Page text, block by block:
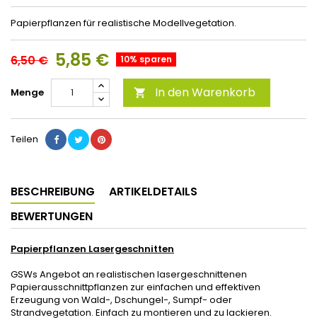
Papierpflanzen für realistische Modellvegetation.
6,50 € 5,85 € 10% sparen
Menge  In den Warenkorb
Teilen
BESCHREIBUNG
ARTIKELDETAILS
BEWERTUNGEN
Papierpflanzen Lasergeschnitten
GSWs Angebot an realistischen lasergeschnittenen
Papierausschnittpflanzen zur einfachen und effektiven
Erzeugung von Wald-, Dschungel-, Sumpf- oder
Strandvegetation. Einfach zu montieren und zu lackieren.